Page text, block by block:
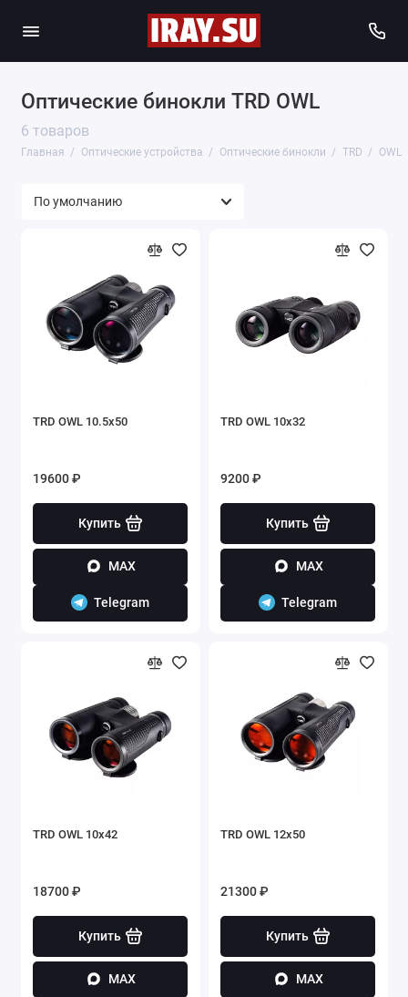
Оптические бинокли TRD OWL
6 товаров
Главная Оптические устройства Оптические бинокли TRD OWL
TRD OWL 10.5x50
19600 ₽
Купить
MAX
Telegram
TRD OWL 10x32
9200 ₽
Купить
MAX
Telegram
TRD OWL 10x42
18700 ₽
Купить
MAX
TRD OWL 12x50
21300 ₽
Купить
MAX